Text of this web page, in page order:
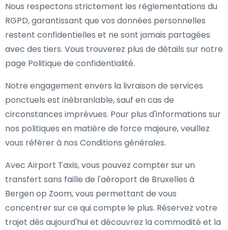
Nous respectons strictement les réglementations du
RGPD, garantissant que vos données personnelles
restent confidentielles et ne sont jamais partagées
avec des tiers. Vous trouverez plus de détails sur notre
page Politique de confidentialité.
Notre engagement envers la livraison de services
ponctuels est inébranlable, sauf en cas de
circonstances imprévues. Pour plus d'informations sur
nos politiques en matière de force majeure, veuillez
vous référer à nos Conditions générales.
Avec Airport Taxis, vous pouvez compter sur un
transfert sans faille de l'aéroport de Bruxelles à
Bergen op Zoom, vous permettant de vous
concentrer sur ce qui compte le plus. Réservez votre
trajet dès aujourd'hui et découvrez la commodité et la